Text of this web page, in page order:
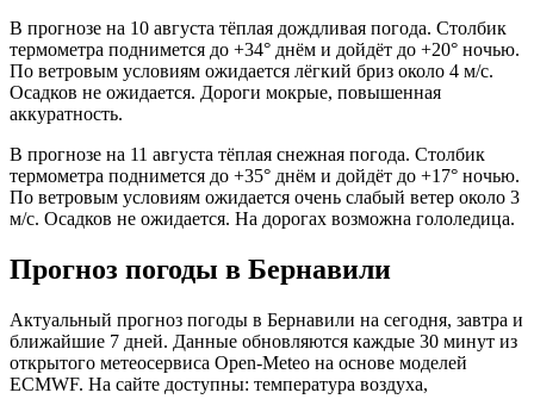
В прогнозе на 10 августа тёплая дождливая погода. Столбик
термометра поднимется до +34° днём и дойдёт до +20° ночью.
По ветровым условиям ожидается лёгкий бриз около 4 м/с.
Осадков не ожидается. Дороги мокрые, повышенная
аккуратность.
В прогнозе на 11 августа тёплая снежная погода. Столбик
термометра поднимется до +35° днём и дойдёт до +17° ночью.
По ветровым условиям ожидается очень слабый ветер около 3
м/с. Осадков не ожидается. На дорогах возможна гололедица.
Прогноз погоды в Бернавили
Актуальный прогноз погоды в Бернавили на сегодня, завтра и
ближайшие 7 дней. Данные обновляются каждые 30 минут из
открытого метеосервиса Open-Meteo на основе моделей
ECMWF. На сайте доступны: температура воздуха,